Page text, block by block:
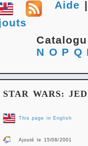
Aide
N O P Q
STAR WARS:
This page in English
Ajouté le 15/08/2001